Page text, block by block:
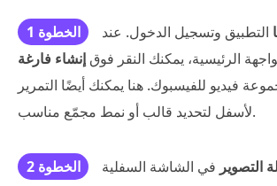
الخطوة 1
التطبيق وتسجيل الدخول. عند
الرئيسية، يمكنك النقر فوقإنشاء فارغة
فيديو للفيسبوك. هنا يمكنك أيضًا التمرير
لأسفل لتحديد قالب أو نمط مجمّع مناسب.
الخطوة 2 التصوير في الشاشة السفلية